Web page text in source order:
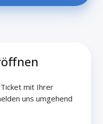
mit Ihrer
uns umgehend